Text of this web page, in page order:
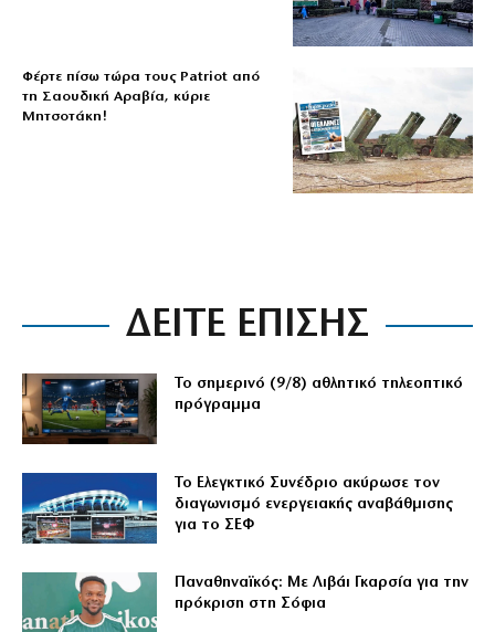
Φέρτε πίσω τώρα τους Patriot από
τη Σαουδική Αραβία, κύριε
Μητσοτάκη!
ΔΕΙΤΕ ΕΠΙΣΗΣ
Το σημερινό (9/8) αθλητικό τηλεοπτικό
πρόγραμμα
Το Ελεγκτικό Συνέδριο ακύρωσε τον
διαγωνισμό ενεργειακής αναβάθμισης
για το ΣΕΦ
Παναθηναϊκός: Με Λιβάι Γκαρσία για την
πρόκριση στη Σόφια